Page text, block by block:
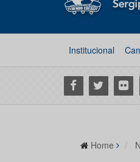
Institucional
Facebook
Twitter Flickr
Home